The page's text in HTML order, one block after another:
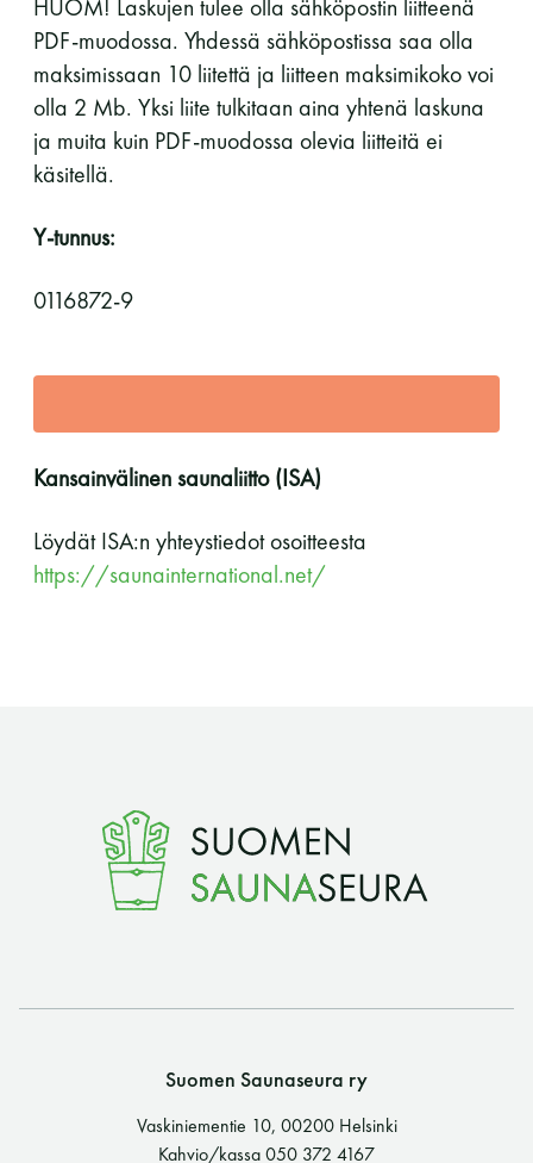
HUOM! Laskujen tulee olla sähköpostin liitteenä
PDF-muodossa. Yhdessä sähköpostissa saa olla
maksimissaan 10 liitettä ja liitteen maksimikoko voi
olla 2 Mb. Yksi liite tulkitaan aina yhtenä laskuna
ja muita kuin PDF-muodossa olevia liitteitä ei
käsitellä.
Y-tunnus:
0116872-9
Kansainvälinen saunaliitto (ISA)
Löydät ISA:n yhteystiedot osoitteesta
https://saunainternational.net/
Suomen Saunaseura ry
Vaskiniementie 10, 00200 Helsinki
Kahvio/kassa 050 372 4167